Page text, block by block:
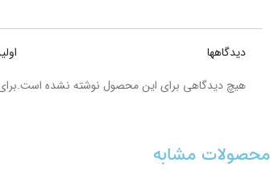
دیدگاهها
هیچ دیدگاهی برای این محصول نوشته نشده است.
محصولات مشابه